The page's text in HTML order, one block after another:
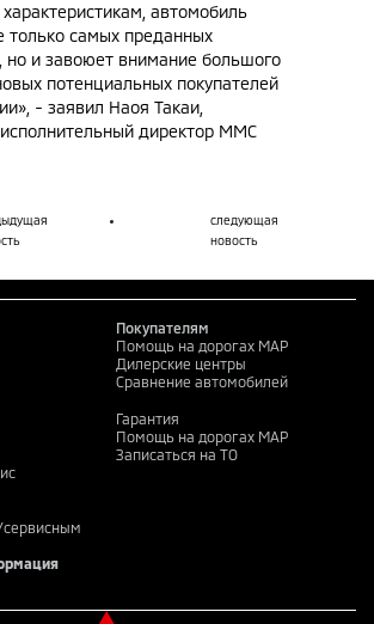
автомобиль
только самых преданных
но и завоюет внимание большого
потенциальных покупателей
- заявил Наоя Такаи,
директор ММС
следующая
новость
Покупателям
Помощь на дорогах MAP
Дилерские центры
Сравнение автомобилей
Гарантия
Помощь на дорогах MAP
Записаться на ТО
сервисным